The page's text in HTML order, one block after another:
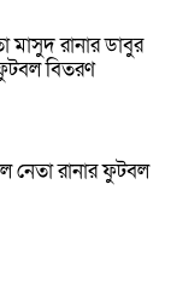
রানার ডাবুর
বিতরণ
রানার ফুটবল